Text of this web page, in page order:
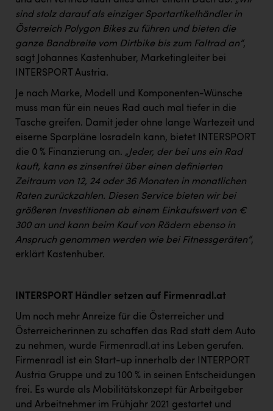
sind stolz darauf als einziger Sportartikelhändler in
Österreich Polygon Bikes zu führen und bieten die
ganze Bandbreite vom Dirtbike bis zum Faltrad an“,
sagt Johannes Kastenhuber, Marketingleiter bei
INTERSPORT Austria.
Je nach Marke, Modell und Komponenten-Wünsche
muss man für ein neues Rad auch mal tiefer in die
Tasche greifen. Damit jeder ohne lange Wartezeit und
eiserne Sparpläne losradeln kann, bietet INTERSPORT
die 0 % Finanzierung an. „Jeder, der bei uns ein Rad
kauft, kann es zinsenfrei über einen definierten
Zeitraum von 12, 24 oder 36 Monaten in monatlichen
Raten zurückzahlen. Diesen Service bieten wir bei
größeren Investitionen ab einem Einkaufswert von €
300 an und kann beim Kauf von Rädern ebenso in
Anspruch genommen werden wie bei Fitnessgeräten“,
erklärt Kastenhuber.
INTERSPORT Händler setzen auf Firmenradl.at
Um noch mehr Anreize für die Österreicher und
Österreicherinnen zu schaffen das Rad statt dem Auto
zu nehmen, wurde Firmenradl.at ins Leben gerufen.
Firmenradl ist ein Start-up innerhalb der INTERPORT
Austria Gruppe und zu 100 % in seinen Entscheidungen
frei. Es wurde als Mobilitätskonzept für Arbeitgeber
und Arbeitnehmer im Frühjahr 2021 gestartet und